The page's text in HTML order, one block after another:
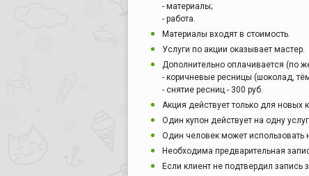
- материалы;
- работа.
Материалы входят в стоимость.
Услуги по акции оказывает мастер.
Дополнительно оплачивается (по
- коричневые ресницы (шоколад,
- снятие ресниц - 300 руб.
Акция действует только для новых
Один купон действует на одну
Один человек может использовать
Необходима предварительная
Если клиент не подтвердил запись